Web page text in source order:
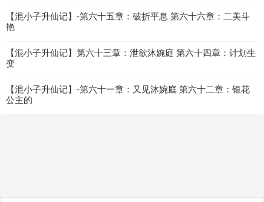
【混小子升仙记】-第六十五章：破折平息 第六十六章：二美斗
艳
【混小子升仙记】第六十三章：泄欲沐婉庭 第六十四章：计划生
变
【混小子升仙记】-第六十一章：又见沐婉庭 第六十二章：银花
公主的